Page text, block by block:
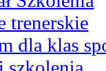
trenerskie
dla klas